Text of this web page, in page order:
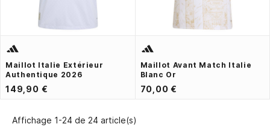
Maillot Italie Extérieur
Authentique 2026
149,90 €
Maillot Avant Match Italie
Blanc Or
70,00 €
Affichage 1-24 de 24 article(s)